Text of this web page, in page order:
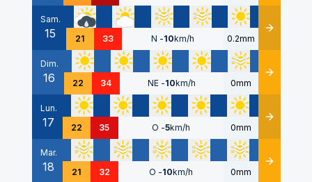
Sam.
15 21 33 N -10km/h 0.2mm Détails
Dim.
16 22 34 NE -10km/h 0mm Détails
Lun.
17 22 35 O -5km/h 0mm Détails
Mar.
18 21 32 O -10km/h 0mm Détails